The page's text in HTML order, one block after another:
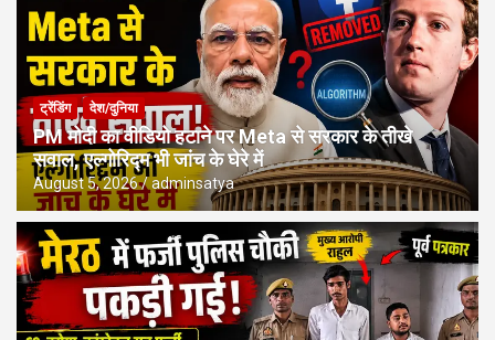
ट्रेंडिंग देश/दुनिया
PM मोदी का वीडियो हटाने पर Meta से सरकार के तीखे
सवाल, एल्गोरिद्म भी जांच के घेरे में
August 5, 2026 adminsatya